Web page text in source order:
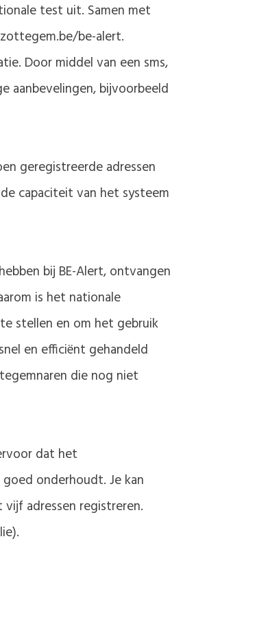
test uit. Samen met
be-alert.
Door middel van een sms,
aanbevelingen, bijvoorbeeld
geregistreerde adressen
capaciteit van het systeem
bij BE-Alert, ontvangen
is het nationale
stellen en om het gebruik
en efficiënt gehandeld
die nog niet
dat het
onderhoudt. Je kan
adressen registreren.